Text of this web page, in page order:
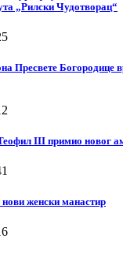
„Рилски Чудотворац“
Пресвете Богородице
III примио новог
женски манастир